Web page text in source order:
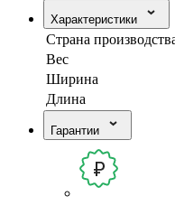
Характеристики
Страна
Вес
Ширина
Длина
Гарантии